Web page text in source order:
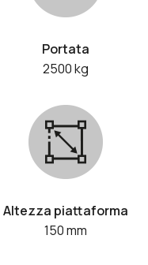
Portata
2500 kg
Altezza piattaforma
150 mm